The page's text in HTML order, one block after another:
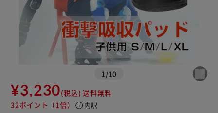
1 /10
¥3,230(税込) 送料無料
32ポイント （1倍） info 内訳